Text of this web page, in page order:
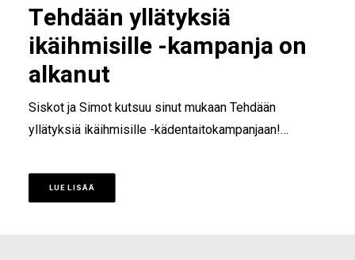
Tehdään yllätyksiä
ikäihmisille -kampanja on
alkanut
Siskot ja Simot kutsuu sinut mukaan Tehdään
yllätyksiä ikäihmisille -kädentaitokampanjaan!…
LUE LISÄÄ